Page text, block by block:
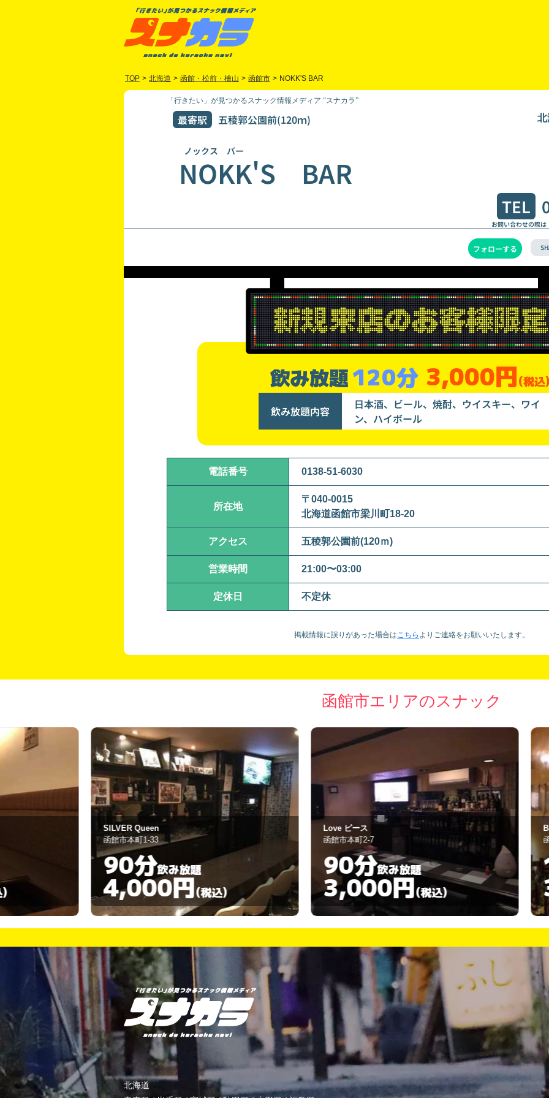
TOP > 北海道 > 函館・松前・檜山 > 函館市 > NOKK'S BAR
「行きたい」が見つかるスナック情報メディア “スナカラ”
最寄駅 五稜郭公園前(120ｍ) 北
ノックス バー
NOKK'S BAR
TEL
お問い合わせの際
フォローする
飲み放題120分 3,000円(税込
飲み放題内容
日本酒、ビール、焼酎、ウイスキー、ワイ
ン、ハイボール
電話番号 0138-51-6030
所在地
〒040-0015
北海道函館市梁川町18-20
アクセス 五稜郭公園前(120ｍ)
営業時間 21:00〜03:00
定休日 不定休
掲載情報に誤りがあった場合はこちら より ご連絡をお願いいたします。
函館市エリアのスナック
SILVER Queen
函館市本町1-33
90分飲み放題
4,000円(税込)
Love ピース
函館市本町2-7
90分飲み放題
3,000円(税込)
北海道